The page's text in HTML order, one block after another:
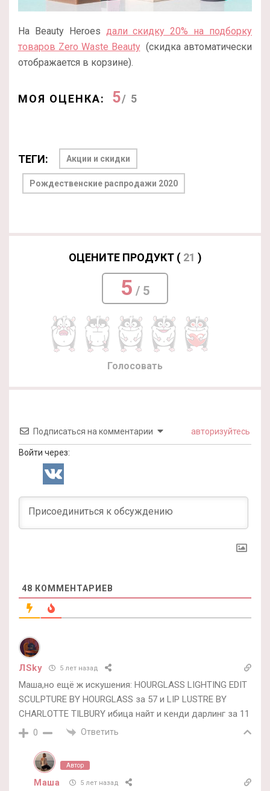
На Beauty Heroes дали скидку 20% на подборку
товаров Zero Waste Beauty(скидка автоматически
отображается в корзине).
МОЯ ОЦЕНКА: 5/ 5
ТЕГИ: Акции и скидки
Рождественские распродажи 2020
ОЦЕНИТЕ ПРОДУКТ ( 21 )
5 / 5
Голосовать
Подписаться на комментарии авторизуйтесь
Войти через:
48 КОММЕНТАРИЕВ
ЛSky 5 лет назад
Маша,но ещё ж искушения: HOURGLASS LIGHTING EDIT
SCULPTURE BY HOURGLASS за 57 и LIP LUSTRE BY
CHARLOTTE TILBURY ибица найт и кенди дарлинг за 11
0 Ответить
Автор
Маша 5 лет назад